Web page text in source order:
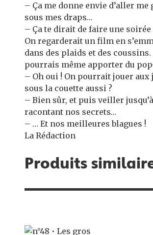
– Ça me donne envie d’aller me
sous mes draps…
– Ça te dirait de faire une soirée
On regarderait un film en
dans des plaids et des coussins.
pourrais même apporter du
– Oh oui ! On pourrait jouer aux
sous la couette aussi ?
– Bien sûr, et puis veiller
racontant nos secrets…
– … Et nos meilleures blagues !
La Rédaction
Produits